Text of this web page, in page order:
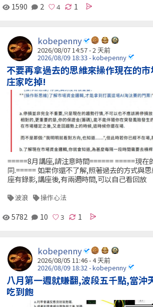
1590 2 1
kobepenny
2026/08/07 14:57 - 2 天前
2026/08/09 18:33 - kobepenny
不要再拿過去的思維來操作現在的
庄家吃掉!
=====8月講座,請注意時間====== =====現在
同.===== 如果你還不了解,照著過去的方式與
座有錄影,講座後,有兩週時間,可以自己看回放
波浪 操作心法
5782 10 1
kobepenny
2026/08/05 11:46 - 4 天前
2026/08/09 18:32 - kobepenny
八月第一週就賺翻,波段五千點,當
吃到飽